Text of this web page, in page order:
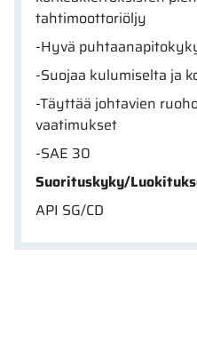
tahtimoottoriöljy
-Hyvä
-Suojaa kulumiselta ja
-Täyttää johtavien
vaatimukset
-SAE 30
Suorituskyky/
API SG/CD